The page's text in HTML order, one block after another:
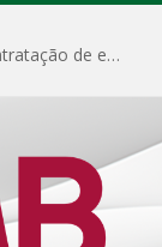
DISPENSA DE LICITAÇÃO Nº 003/2026 ( Contratação de empresa para fornecimento de gêneros alimentícios não perecíveis, materiais de expediente, descartáveis, copa e cozinha, para análise e posterior publicação.)